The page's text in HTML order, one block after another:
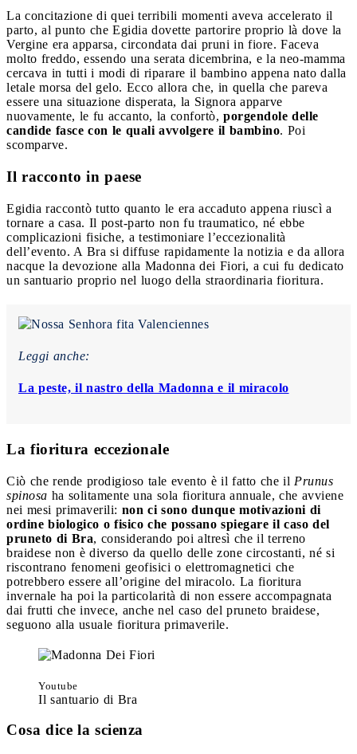
La concitazione di quei terribili momenti aveva accelerato il
parto, al punto che Egidia dovette partorire proprio là dove la
Vergine era apparsa, circondata dai pruni in fiore. Faceva
molto freddo, essendo una serata dicembrina, e la neo-mamma
cercava in tutti i modi di riparare il bambino appena nato dalla
letale morsa del gelo. Ecco allora che, in quella che pareva
essere una situazione disperata, la Signora apparve
nuovamente, le fu accanto, la confortò, porgendole delle
candide fasce con le quali avvolgere il bambino. Poi
scomparve.
Il racconto in paese
Egidia raccontò tutto quanto le era accaduto appena riuscì a
tornare a casa. Il post-parto non fu traumatico, né ebbe
complicazioni fisiche, a testimoniare l’eccezionalità
dell’evento. A Bra si diffuse rapidamente la notizia e da allora
nacque la devozione alla Madonna dei Fiori, a cui fu dedicato
un santuario proprio nel luogo della straordinaria fioritura.
Leggi anche:
La peste, il nastro della Madonna e il miracolo
La fioritura eccezionale
Ciò che rende prodigioso tale evento è il fatto che il Prunus
spinosa ha solitamente una sola fioritura annuale, che avviene
nei mesi primaverili: non ci sono dunque motivazioni di
ordine biologico o fisico che possano spiegare il caso del
pruneto di Bra, considerando poi altresì che il terreno
braidese non è diverso da quello delle zone circostanti, né si
riscontrano fenomeni geofisici o elettromagnetici che
potrebbero essere all’origine del miracolo. La fioritura
invernale ha poi la particolarità di non essere accompagnata
dai frutti che invece, anche nel caso del pruneto braidese,
seguono alla usuale fioritura primaverile.
Youtube
Il santuario di Bra
Cosa dice la scienza